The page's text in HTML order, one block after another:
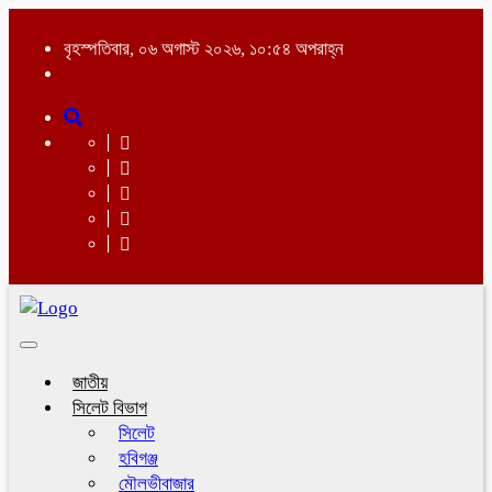
বৃহস্পতিবার, ০৬ অগাস্ট ২০২৬, ১০:৫৪ অপরাহ্ন
Toggle
জাতীয়
সিলেট বিভাগ
সিলেট
হবিগঞ্জ
মৌলভীবাজার